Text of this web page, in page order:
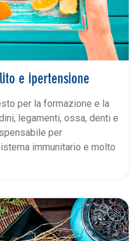
e ipertensione
per la formazione e la
legamenti, ossa, denti e
per
immunitario e molto